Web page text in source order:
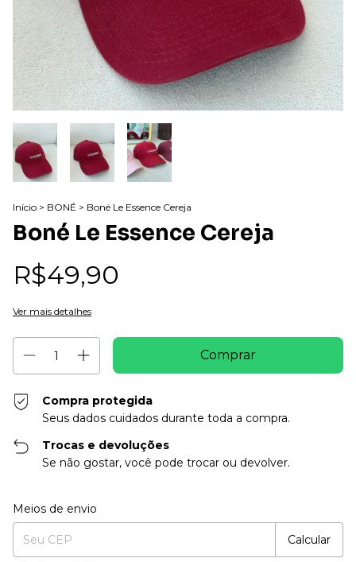
Início > BONÉ > Boné Le Essence Cereja
Boné Le Essence Cereja
R$49,90
Ver mais detalhes
Compra protegida
Seus dados cuidados durante toda a compra.
Trocas e devoluções
Se não gostar, você pode trocar ou devolver.
Entregas para o CEP:
Meios de envio
Calcular